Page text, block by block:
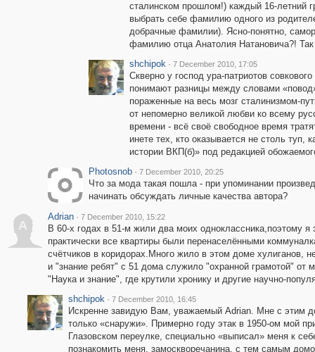
сталинском прошлом!) каждый 16-летний
выбрать себе фамилию одного из
добрачные фамилии). Ясно-понятно,
фамилию отца Анатолия Натановича?!
shchipok · 7 December 2010, 17:05
Скверно у господ ура-патриотов
понимают разницы между словами
пораженные на весь мозг сталинизмом-
от непомерно великой любви ко всему
времени - всё своё свободное время
инете тех, кто оказывается не столь туп,
истории ВКП(б)» под редакцией
Photosnob · 7 December 2010, 20:25
Что за мода такая пошла - при упоминании
начинать обсуждать личные качества автора?
A
Adrian · 7 December 2010, 15:22
В 60-х годах в 51-м жили два моих одноклассника,поэтому я
практически все квартиры были перенаселёнными
счётчиков в коридорах.Много жило в этом доме хулиганов,
и "знание ребят" с 51 дома служило "охранной грамотой"
"Наука и знание", где крутили хронику и другие научно-
shchipok · 7 December 2010, 16:45
Искренне завидую Вам, уважаемый Adrian. Мне с этим
только «снаружи». Примерно году этак в 1950-ом мой
Глазовском переулке, специально «выписал» меня к
познакомить меня, замоскворечанина, с тем самым